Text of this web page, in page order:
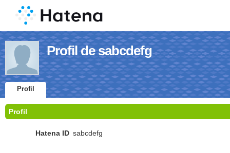
Profil de sabcdefg
Profil
Profil
Hatena ID sabcdefg